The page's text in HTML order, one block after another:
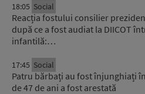
18:05 Social
Reacția fostului consilier
după ce a fost audiat la DIICOT
infantilă:…
17:45 Social
Patru bărbați au fost înjunghiați
de 47 de ani a fost arestată